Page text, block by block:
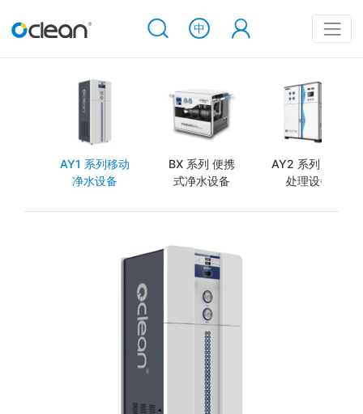
AY1 系列移动
净水设备
BX 系列 便携
式净水设备
AY2 系列 应急
处理设备